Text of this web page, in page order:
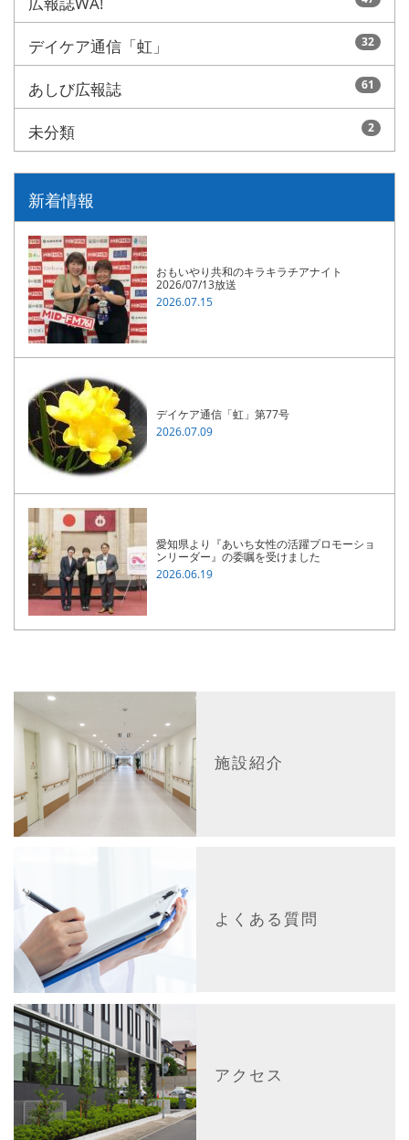
デイケア通信「虹」 32
あしび広報誌 61
未分類 2
新着情報
おもいやり共和のキラキラチアナイト
2026/07/13放送
2026.07.15
デイケア通信「虹」第77号
2026.07.09
愛知県より『あいち女性の活躍プロモーショ
ンリーダー』の委嘱を受けました
2026.06.19
施設紹介
よくある質問
アクセス